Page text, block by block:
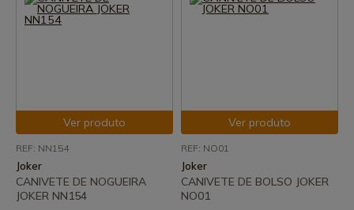
Ver produto
REF: NN154
Joker
CANIVETE DE NOGUEIRA
JOKER NN154
Ver produto
REF: NO01
Joker
CANIVETE DE BOLSO JOKER
NO01